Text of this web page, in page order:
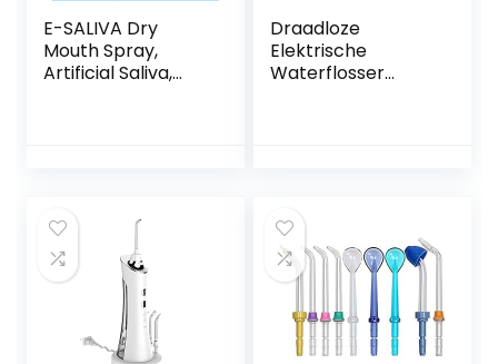
E-SALIVA Dry
Mouth Spray,
Artificial Saliva,
Draadloze
Elektrische
Waterflosser
or:白色)